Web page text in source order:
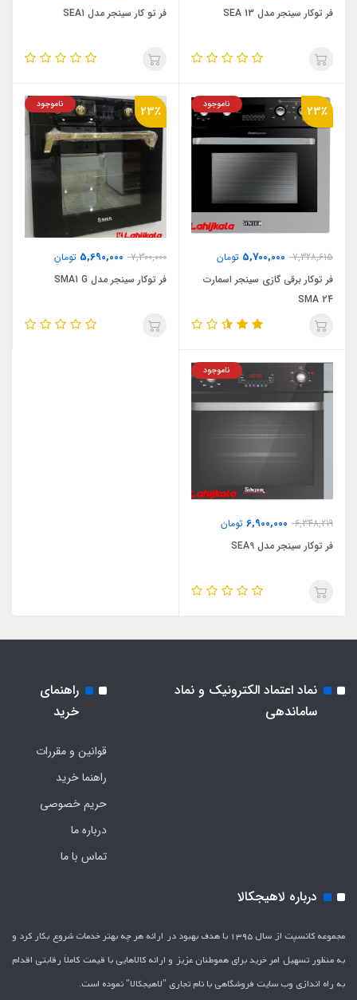
فر توکار سینجر مدل SEA 13 فر تو کار سینجر مدل SEA1
23٪
7,328,615
5,700,000 تومان
ناموجود
فر توکار برقی گازی سینجر اسمارت
SMA 24
23٪
7,300,000
5,690,000 تومان
ناموجود
فر توکار سینجر مدل SMA1 G
6,348,219
6,900,000 تومان
ناموجود
فر توکار سینجر مدل SEA9
نماد اعتماد الکترونیک و نماد
ساماندهی
راهنمای
خرید
قوانین و مقررات
راهنما خرید
حریم خصوصی
درباره ما
تماس با ما
درباره لاهیجکالا
مجموعه کانسپت از سال 1395 با هدف بهبود در ارائه هر چه بهتر خدمات شروع بکار کرد و
به منظور تسهیل امر خرید برای هموطنان عزیز و ارائه کالاهایی با قیمت کاملاَ رقابتی اقدام
به راه اندازی وب سایت فروشگاهی با نام تجاری "لاهیج­کالا" نموده است.